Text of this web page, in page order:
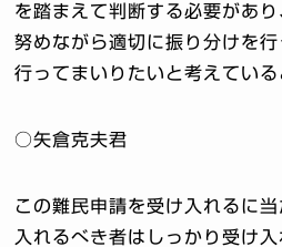
を踏まえて判断する必要があ
努めながら適切に振り分けを
行ってまいりたいと考えている
○矢倉克夫君
この難民申請を受け入れるに
入れるべき者はしっかり受け